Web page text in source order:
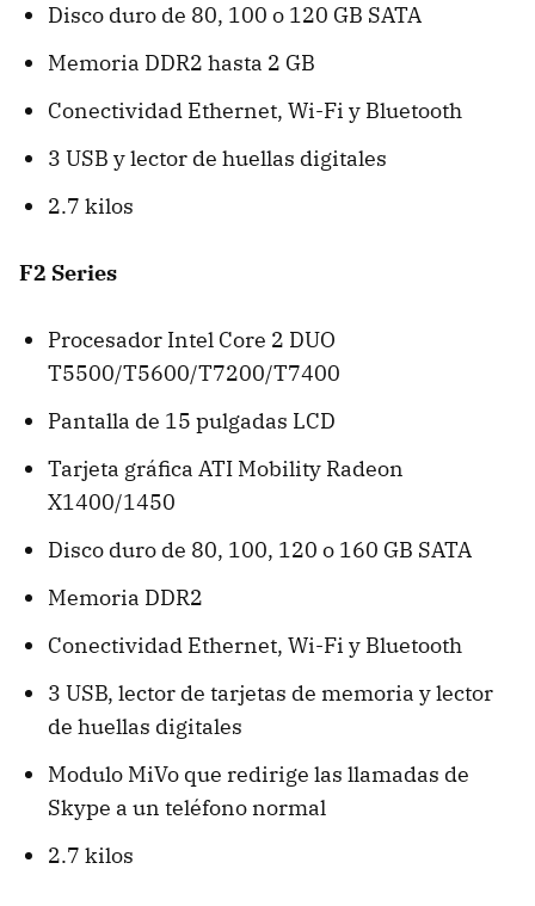
Disco duro de 80, 100 o 120 GB SATA
Memoria DDR2 hasta 2 GB
Conectividad Ethernet, Wi-Fi y Bluetooth
3 USB y lector de huellas digitales
2.7 kilos
F2 Series
Procesador Intel Core 2 DUO
T5500/T5600/T7200/T7400
Pantalla de 15 pulgadas LCD
Tarjeta gráfica ATI Mobility Radeon
X1400/1450
Disco duro de 80, 100, 120 o 160 GB SATA
Memoria DDR2
Conectividad Ethernet, Wi-Fi y Bluetooth
3 USB, lector de tarjetas de memoria y lector
de huellas digitales
Modulo MiVo que redirige las llamadas de
Skype a un teléfono normal
2.7 kilos